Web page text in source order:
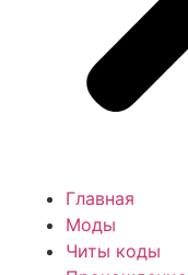
Главная
Моды
Читы коды